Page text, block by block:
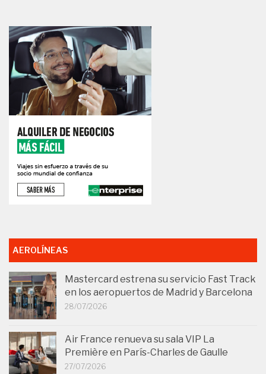
AEROLÍNEAS
Mastercard estrena su servicio Fast Track
en los aeropuertos de Madrid y Barcelona
28/07/2026
Air France renueva su sala VIP La
Première en París-Charles de Gaulle
27/07/2026